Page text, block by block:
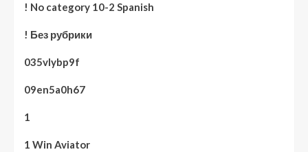
! No category 10-2 Spanish
! Без рубрики
035vlybp9f
09en5a0h67
1
1 Win Aviator